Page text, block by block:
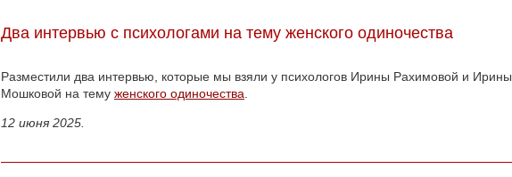
Два интервью с психологами на тему женского одиночества
Разместили два интервью, которые мы взяли у психологов Ирины Рахимовой и Ирины
Мошковой на тему женского одиночества
12 июня 2025.